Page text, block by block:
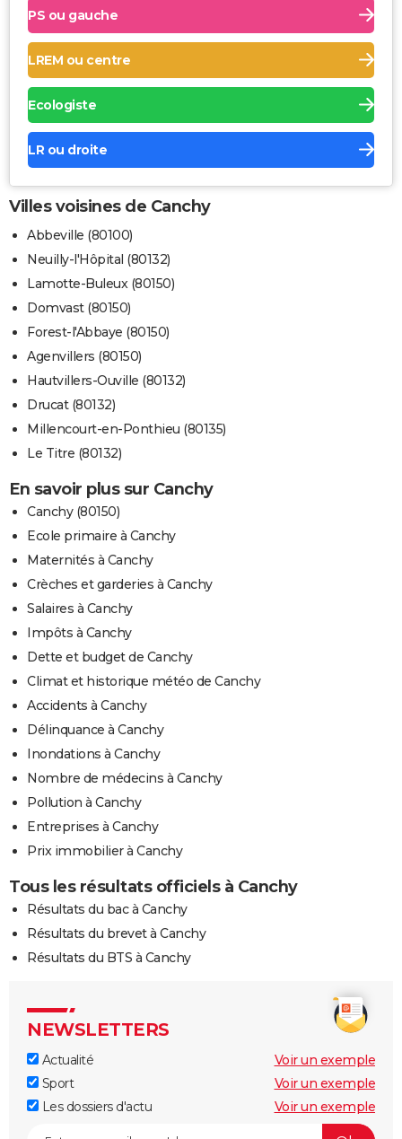
PS ou gauche
LREM ou centre
Ecologiste
LR ou droite
Villes voisines de Canchy
Abbeville (80100)
Neuilly-l'Hôpital (80132)
Lamotte-Buleux (80150)
Domvast (80150)
Forest-l'Abbaye (80150)
Agenvillers (80150)
Hautvillers-Ouville (80132)
Drucat (80132)
Millencourt-en-Ponthieu (80135)
Le Titre (80132)
En savoir plus sur Canchy
Canchy (80150)
Ecole primaire à Canchy
Maternités à Canchy
Crèches et garderies à Canchy
Salaires à Canchy
Impôts à Canchy
Dette et budget de Canchy
Climat et historique météo de Canchy
Accidents à Canchy
Délinquance à Canchy
Inondations à Canchy
Nombre de médecins à Canchy
Pollution à Canchy
Entreprises à Canchy
Prix immobilier à Canchy
Tous les résultats officiels à Canchy
Résultats du bac à Canchy
Résultats du brevet à Canchy
Résultats du BTS à Canchy
NEWSLETTERS
Actualité
Voir un exemple
Sport
Voir un exemple
Les dossiers d'actu
Voir un exemple